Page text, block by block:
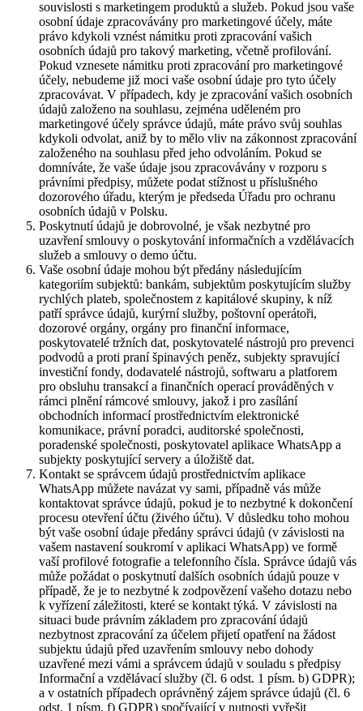
souvislosti s marketingem produktů a služeb. Pokud jsou vaše
osobní údaje zpracovávány pro marketingové účely, máte
právo kdykoli vznést námitku proti zpracování vašich
osobních údajů pro takový marketing, včetně profilování.
Pokud vznesete námitku proti zpracování pro marketingové
účely, nebudeme již moci vaše osobní údaje pro tyto účely
zpracovávat. V případech, kdy je zpracování vašich osobních
údajů založeno na souhlasu, zejména uděleném pro
marketingové účely správce údajů, máte právo svůj souhlas
kdykoli odvolat, aniž by to mělo vliv na zákonnost zpracování
založeného na souhlasu před jeho odvoláním. Pokud se
domníváte, že vaše údaje jsou zpracovávány v rozporu s
právními předpisy, můžete podat stížnost u příslušného
dozorového úřadu, kterým je předseda Úřadu pro ochranu
osobních údajů v Polsku.
Poskytnutí údajů je dobrovolné, je však nezbytné pro
uzavření smlouvy o poskytování informačních a vzdělávacích
služeb a smlouvy o demo účtu.
Vaše osobní údaje mohou být předány následujícím
kategoriím subjektů: bankám, subjektům poskytujícím služby
rychlých plateb, společnostem z kapitálové skupiny, k níž
patří správce údajů, kurýrní služby, poštovní operátoři,
dozorové orgány, orgány pro finanční informace,
poskytovatelé tržních dat, poskytovatelé nástrojů pro prevenci
podvodů a proti praní špinavých peněz, subjekty spravující
investiční fondy, dodavatelé nástrojů, softwaru a platforem
pro obsluhu transakcí a finančních operací prováděných v
rámci plnění rámcové smlouvy, jakož i pro zasílání
obchodních informací prostřednictvím elektronické
komunikace, právní poradci, auditorské společnosti,
poradenské společnosti, poskytovatel aplikace WhatsApp a
subjekty poskytující servery a úložiště dat.
Kontakt se správcem údajů prostřednictvím aplikace
WhatsApp můžete navázat vy sami, případně vás může
kontaktovat správce údajů, pokud je to nezbytné k dokončení
procesu otevření účtu (živého účtu). V důsledku toho mohou
být vaše osobní údaje předány správci údajů (v závislosti na
vašem nastavení soukromí v aplikaci WhatsApp) ve formě
vaší profilové fotografie a telefonního čísla. Správce údajů vás
může požádat o poskytnutí dalších osobních údajů pouze v
případě, že je to nezbytné k zodpovězení vašeho dotazu nebo
k vyřízení záležitosti, které se kontakt týká. V závislosti na
situaci bude právním základem pro zpracování údajů
nezbytnost zpracování za účelem přijetí opatření na žádost
subjektu údajů před uzavřením smlouvy nebo dohody
uzavřené mezi vámi a správcem údajů v souladu s předpisy
Informační a vzdělávací služby (čl. 6 odst. 1 písm. b) GDPR);
a v ostatních případech oprávněný zájem správce údajů (čl. 6
odst. 1 písm. f) GDPR) spočívající v nutnosti vyřešit